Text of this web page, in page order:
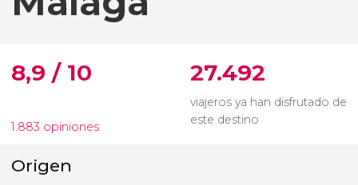
8,9 / 10
1.883 opiniones
27.492
viajeros ya han disfrutado de
este destino
Origen